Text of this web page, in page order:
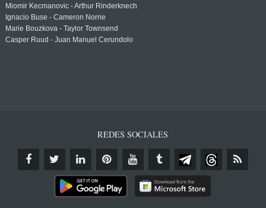
Miomir Kecmanovic - Arthur Rinderknech
Ignacio Buse - Cameron Norrie
Marie Bouzkova - Taylor Townsend
Casper Ruud - Juan Manuel Cerundolo
REDES SOCIALES